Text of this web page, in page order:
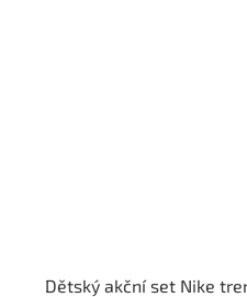
Dětský akční set Nike